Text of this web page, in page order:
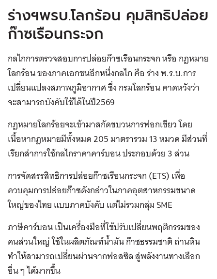
ร่างฯพรบ.โลกร้อน คุมสิทธิปล่อย
ก๊าซเรือนกระจก
กลไกการตรวจสอบการปล่อยก๊าซเรือนกระจก หรือ กฎหมาย
โลกร้อน ของภาคเอกชนอีกหนึ่งกลไก คือ ร่าง พ.ร.บ.การ
เปลี่ยนแปลงสภาพภูมิอากาศ ซึ่ง กรมโลกร้อน คาดหวังว่า
จะสามารถบังคับใช้ได้ในปี2569
กฎหมายโลกร้อยจะเข้ามาสกัดขบวนการฟอกเขียว โดย
เนื้อหากฎหมายมีทั้งหมด 205 มาตรารวม 13 หมวด มีส่วนที่
เรียกส่าการใช้กลไกราคาคาร์บอน ประกอบด้วย 3 ส่วน
การจัดสรรสิทธิการปล่อยก๊าซเรือนกระจก (ETS) เพื่อ
ควบคุมการปล่อยก๊าซดังกล่าวในภาคอุตสาหกรรมขนาด
ใหญ่ของไทย แบบภาคบังคับ แต่ไม่รวมกลุ่ม SME
ภาษีคาร์บอน เป็นเครื่องมือที่ใช้ปรับเปลี่ยนพฤติกรรมของ
คนส่วนใหญ่ ใช้ในผลิตภัณฑ์น้ำมัน ก๊าซธรรมชาติ ถ่านหิน
ทำให้สามารถเปลี่ยนผ่านจากฟอสซิล สู่พลังงานทางเลือก
อื่น ๆ ได้มากขึ้น